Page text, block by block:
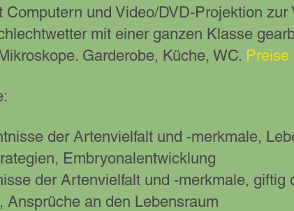
Computern und Video/DVD-Projektion zur
mit einer ganzen Klasse
Garderobe, Küche, WC. Preise
der Artenvielfalt und -merkmale,
Embryonalentwicklung
der Artenvielfalt und -merkmale, giftig
Ansprüche an den Lebensraum